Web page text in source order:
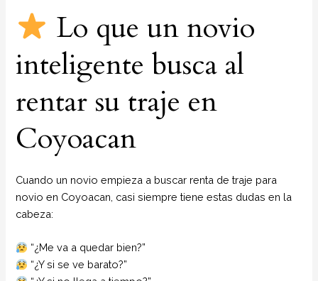
Lo que un novio
inteligente busca al
rentar su traje en
Coyoacan
Cuando un novio empieza a buscar renta de traje para
novio en Coyoacan, casi siempre tiene estas dudas en la
cabeza:
“¿Me va a quedar bien?”
“¿Y si se ve barato?”